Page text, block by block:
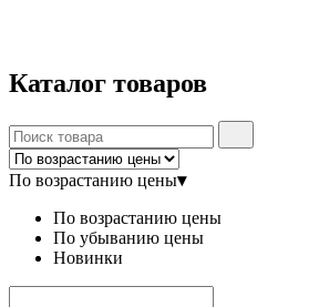
Каталог товаров
По возрастанию цены▾
По возрастанию цены
По убыванию цены
Новинки